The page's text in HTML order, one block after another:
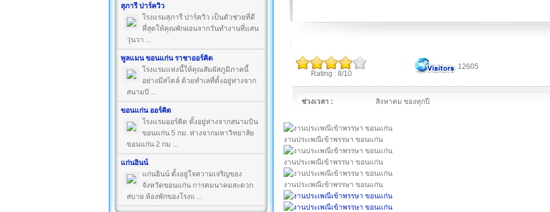
สุภารี ปาร์ควิว
โรงแรมสุภารี ปาร์ควิว เป็นตัวช่วยที่ดี
ที่สุดให้คุณพักผ่อนจากวันทำงานที่แสน
วุ่นวา ...
พูลแมน ขอนแก่น ราชาออร์คิด
โรงแรมแห่งนี้ให้คุณสัมผัสภูมิภาคนี้
อย่างมีสไตล์ ด้วยทำเลที่ตั้งอยู่ห่างจาก
สนามบิ ...
ขอนแก่น ออร์คิด
โรงแรมออร์คิด ตั้งอยู่ห่างจากสนามบิน
ขอนแก่น 5 กม. ห่างจากมหาวิทยาลัย
ขอนแก่น 2 กม ...
แก่นอินน์
แก่นอินน์ ตั้งอยู่ใจความเจริญของ
จังหวัดขอนแก่น การคมนาคมสะดวก
สบาย ห้องพักของโรงแ ...
Rating : 8/10
12605
ช่วงเวลา : สิงหาคม ของทุกปี
งานประเพณีเข้าพรรษา ขอนแก่น
งานประเพณีเข้าพรรษา ขอนแก่น
งานประเพณีเข้าพรรษา ขอนแก่น